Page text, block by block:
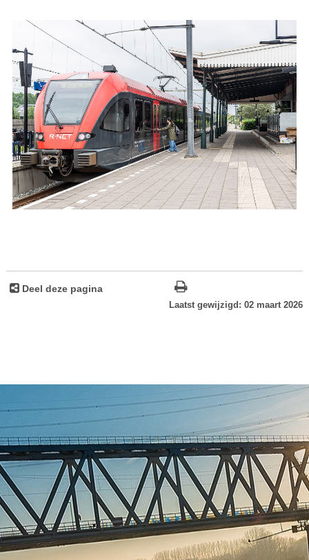
Deel deze pagina
Laatst gewijzigd: 02 maart 2026